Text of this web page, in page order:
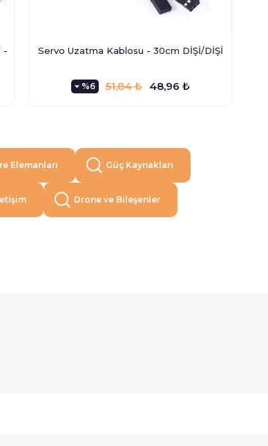
-
Servo Uzatma Kablosu - 30cm DİŞİ/DİŞİ
%6 48,96 ₺
51,84 ₺
Elemanları Güç Kaynakları
Drone ve Bileşenler